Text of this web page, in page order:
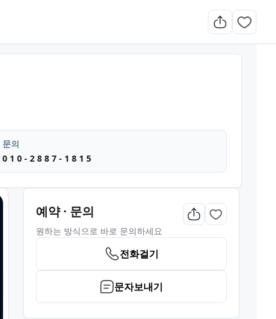
문의
0 1 0 - 2 8 8 7 - 1 8 1 5
예약 · 문의
원하는 방식으로 바로 문의하세요
전화걸기
문자보내기